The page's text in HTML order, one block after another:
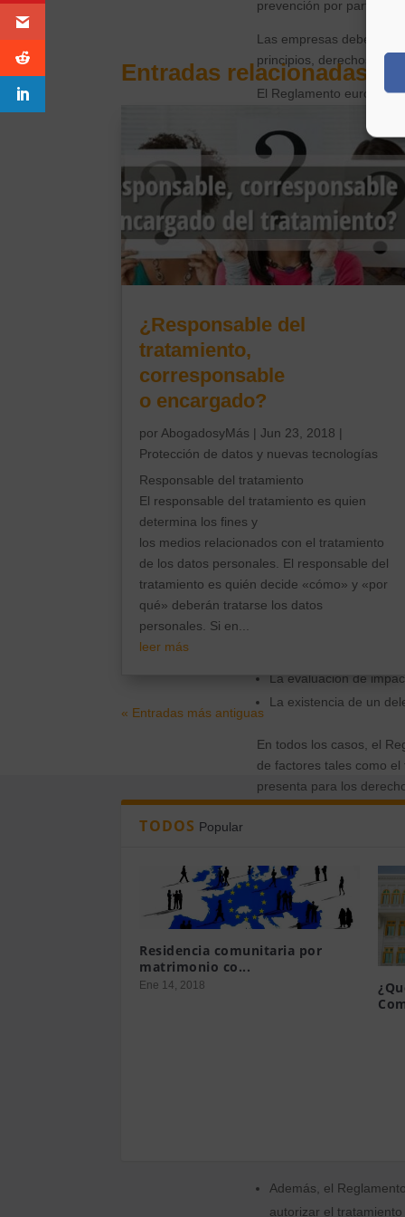
prevención por parte de
Las empresas deben
principios, derechos y
El Reglamento europeo
infracción, dado que
reparar.
Por lo que el
Protección de datos
Protección de datos
Medidas de seguridad
Mantenimiento de un
Realización de
Nombramiento de un
Notificación de
Promoción de códigos
El nuevo
o privadas, con
Un mayor compromiso
forma de gestionar la
De hecho, algunas de
como es el caso de las
impacto y la consulta a
Otras medidas
todo caso, formarían
La privacidad desde
La evaluación de
La existencia de un
En todos los casos, el
de factores tales como
presenta para los
En entidades que no
sensibles o requieran de
Las empresas
consentimiento.
El Reglamento europeo
informado, específico
Para poder
Además, el
autorizar el
Entradas relacionadas
¿Responsable del
tratamiento,
corresponsable
o encargado?
porAbogadosyMás |Jun 23, 2018 |
Protección de datos y nuevas tecnologías
Responsable del tratamiento
El responsable del tratamiento es quien
determina los fines y
los medios relacionados con el tratamiento
de los datos personales. El responsable del
tratamiento es quién decide «cómo» y «por
qué» deberán tratarse los datos
personales. Si en...
leer más
« Entradas más antiguas
TODOS Popular
Residencia comunitaria por
matrimonio co...
Ene 14, 2018